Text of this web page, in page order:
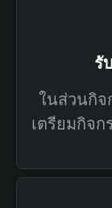
รั
ในส่วนกิจ
เตรียมกิจก